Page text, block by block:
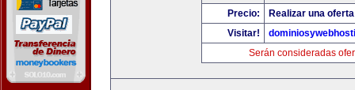
Precio:
Realizar una
Visitar!
Serán consideradas